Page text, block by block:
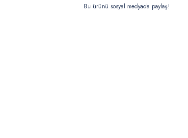
Bu ürünü sosyal medyada paylaş!